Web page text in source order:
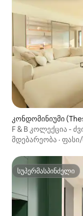
კონდომინიუმი
F & B კოლექცია -
საძინებელი ბინა
მდებარეობა ·
სუპერმასპინძელი
სუპერმასპინძელი